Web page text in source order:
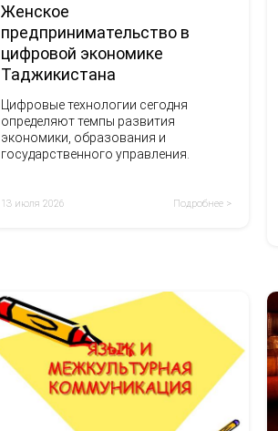
Женское
предпринимательство в
цифровой экономике
Таджикистана
Цифровые технологии сегодня
определяют темпы развития
экономики, образования и
государственного управления.
13 июля 2026 Подробнее >